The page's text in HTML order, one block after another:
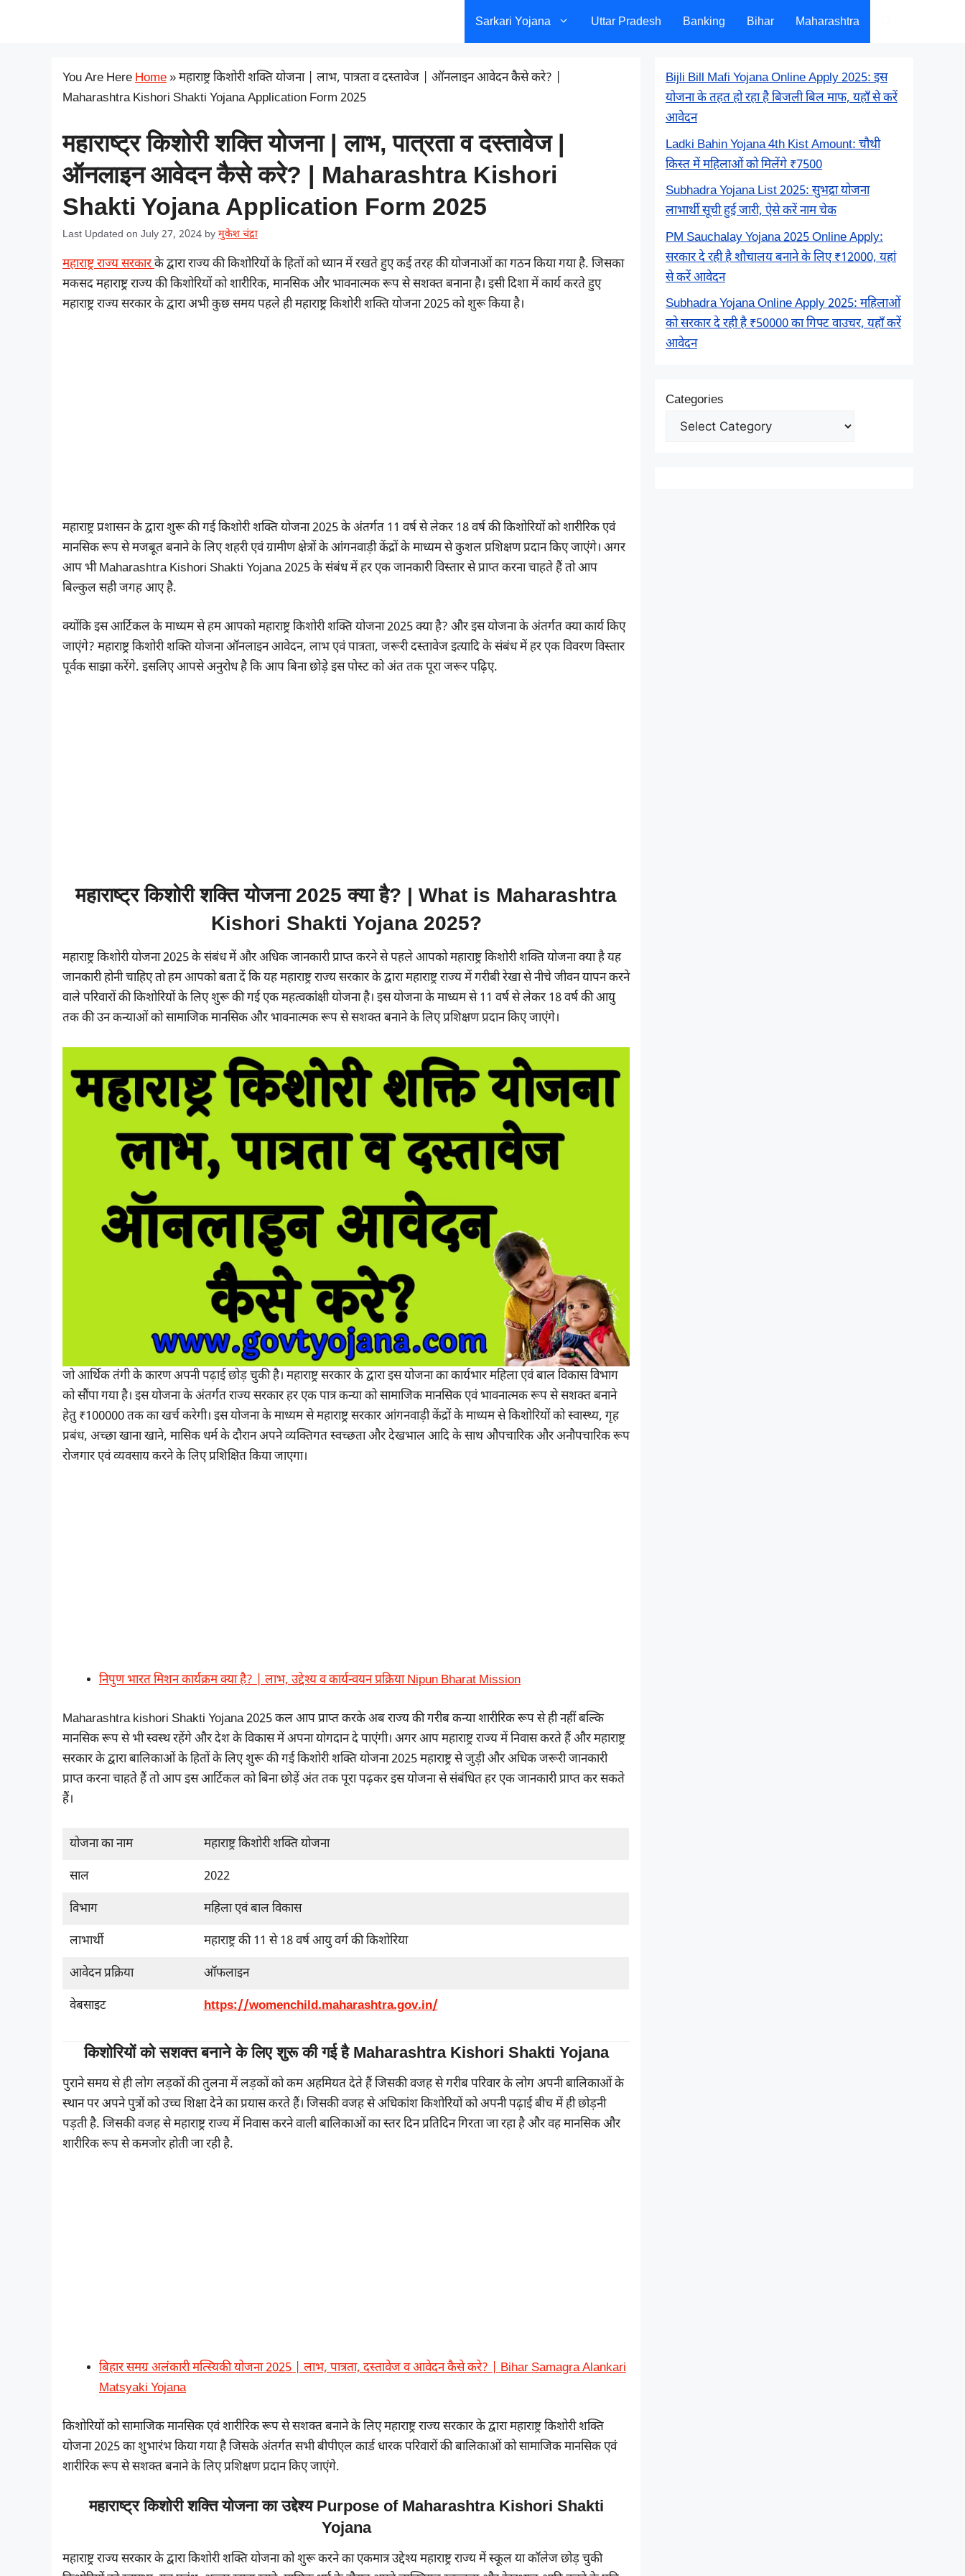
Sarkari Yojana Uttar Pradesh Banking Bihar Maharashtra
You Are HereHome»महाराष्ट्र किशोरी शक्ति योजना | लाभ, पात्रता व दस्तावेज | ऑनलाइन आवेदन कैसे करे? |
Maharashtra Kishori Shakti Yojana Application Form 2025
महाराष्ट्र किशोरी शक्ति योजना | लाभ, पात्रता व दस्तावेज |
ऑनलाइन आवेदन कैसे करे? | Maharashtra Kishori
Shakti Yojana Application Form 2025
Last Updated on July 27, 2024 by मुकेश चंद्रा
महाराष्ट्र राज्य सरकारके द्वारा राज्य की किशोरियों के हितों को ध्यान में रखते हुए कई तरह की योजनाओं का गठन किया गया है. जिसका
मकसद महाराष्ट्र राज्य की किशोरियों को शारीरिक, मानसिक और भावनात्मक रूप से सशक्त बनाना है। इसी दिशा में कार्य करते हुए
महाराष्ट्र राज्य सरकार के द्वारा अभी कुछ समय पहले ही महाराष्ट्र किशोरी शक्ति योजना 2025 को शुरू किया है।
महाराष्ट्र प्रशासन के द्वारा शुरू की गई किशोरी शक्ति योजना 2025 के अंतर्गत 11 वर्ष से लेकर 18 वर्ष की किशोरियों को शारीरिक एवं
मानसिक रूप से मजबूत बनाने के लिए शहरी एवं ग्रामीण क्षेत्रों के आंगनवाड़ी केंद्रों के माध्यम से कुशल प्रशिक्षण प्रदान किए जाएंगे। अगर
आप भी Maharashtra Kishori Shakti Yojana 2025 के संबंध में हर एक जानकारी विस्तार से प्राप्त करना चाहते हैं तो आप
बिल्कुल सही जगह आए है.
क्योंकि इस आर्टिकल के माध्यम से हम आपको महाराष्ट्र किशोरी शक्ति योजना 2025 क्या है? और इस योजना के अंतर्गत क्या कार्य किए
जाएंगे? महाराष्ट्र किशोरी शक्ति योजना ऑनलाइन आवेदन, लाभ एवं पात्रता, जरूरी दस्तावेज इत्यादि के संबंध में हर एक विवरण विस्तार
पूर्वक साझा करेंगे. इसलिए आपसे अनुरोध है कि आप बिना छोड़े इस पोस्ट को अंत तक पूरा जरूर पढ़िए.
महाराष्ट्र किशोरी शक्ति योजना 2025 क्या है? | What is Maharashtra
Kishori Shakti Yojana 2025?
महाराष्ट्र किशोरी योजना 2025 के संबंध में और अधिक जानकारी प्राप्त करने से पहले आपको महाराष्ट्र किशोरी शक्ति योजना क्या है यह
जानकारी होनी चाहिए तो हम आपको बता दें कि यह महाराष्ट्र राज्य सरकार के द्वारा महाराष्ट्र राज्य में गरीबी रेखा से नीचे जीवन यापन करने
वाले परिवारों की किशोरियों के लिए शुरू की गई एक महत्वकांक्षी योजना है। इस योजना के माध्यम से 11 वर्ष से लेकर 18 वर्ष की आयु
तक की उन कन्याओं को सामाजिक मानसिक और भावनात्मक रूप से सशक्त बनाने के लिए प्रशिक्षण प्रदान किए जाएंगे।
जो आर्थिक तंगी के कारण अपनी पढ़ाई छोड़ चुकी है। महाराष्ट्र सरकार के द्वारा इस योजना का कार्यभार महिला एवं बाल विकास विभाग
को सौंपा गया है। इस योजना के अंतर्गत राज्य सरकार हर एक पात्र कन्या को सामाजिक मानसिक एवं भावनात्मक रूप से सशक्त बनाने
हेतु ₹100000 तक का खर्च करेगी। इस योजना के माध्यम से महाराष्ट्र सरकार आंगनवाड़ी केंद्रों के माध्यम से किशोरियों को स्वास्थ्य, गृह
प्रबंध, अच्छा खाना खाने, मासिक धर्म के दौरान अपने व्यक्तिगत स्वच्छता और देखभाल आदि के साथ औपचारिक और अनौपचारिक रूप
रोजगार एवं व्यवसाय करने के लिए प्रशिक्षित किया जाएगा।
निपुण भारत मिशन कार्यक्रम क्या है? | लाभ, उद्देश्य व कार्यन्वयन प्रक्रिया Nipun Bharat Mission
Maharashtra kishori Shakti Yojana 2025 कल आप प्राप्त करके अब राज्य की गरीब कन्या शारीरिक रूप से ही नहीं बल्कि
मानसिक रूप से भी स्वस्थ रहेंगे और देश के विकास में अपना योगदान दे पाएंगी। अगर आप महाराष्ट्र राज्य में निवास करते हैं और महाराष्ट्र
सरकार के द्वारा बालिकाओं के हितों के लिए शुरू की गई किशोरी शक्ति योजना 2025 महाराष्ट्र से जुड़ी और अधिक जरूरी जानकारी
प्राप्त करना चाहते हैं तो आप इस आर्टिकल को बिना छोड़ें अंत तक पूरा पढ़कर इस योजना से संबंधित हर एक जानकारी प्राप्त कर सकते
हैं।
योजना का नाम महाराष्ट्र किशोरी शक्ति योजना
साल 2022
विभाग महिला एवं बाल विकास
लाभार्थी महाराष्ट्र की 11 से 18 वर्ष आयु वर्ग की किशोरिया
आवेदन प्रक्रिया ऑफलाइन
वेबसाइट https://womenchild.maharashtra.gov.in/
किशोरियों को सशक्त बनाने के लिए शुरू की गई है Maharashtra Kishori Shakti Yojana
पुराने समय से ही लोग लड़कों की तुलना में लड़कों को कम अहमियत देते हैं जिसकी वजह से गरीब परिवार के लोग अपनी बालिकाओं के
स्थान पर अपने पुत्रों को उच्च शिक्षा देने का प्रयास करते हैं। जिसकी वजह से अधिकांश किशोरियों को अपनी पढ़ाई बीच में ही छोड़नी
पड़ती है. जिसकी वजह से महाराष्ट्र राज्य में निवास करने वाली बालिकाओं का स्तर दिन प्रतिदिन गिरता जा रहा है और वह मानसिक और
शारीरिक रूप से कमजोर होती जा रही है.
बिहार समग्र अलंकारी मत्स्यिकी योजना 2025 | लाभ, पात्रता, दस्तावेज व आवेदन कैसे करे? | Bihar Samagra Alankari
Matsyaki Yojana
किशोरियों को सामाजिक मानसिक एवं शारीरिक रूप से सशक्त बनाने के लिए महाराष्ट्र राज्य सरकार के द्वारा महाराष्ट्र किशोरी शक्ति
योजना 2025 का शुभारंभ किया गया है जिसके अंतर्गत सभी बीपीएल कार्ड धारक परिवारों की बालिकाओं को सामाजिक मानसिक एवं
शारीरिक रूप से सशक्त बनाने के लिए प्रशिक्षण प्रदान किए जाएंगे.
महाराष्ट्र किशोरी शक्ति योजना का उद्देश्य Purpose of Maharashtra Kishori Shakti
Yojana
महाराष्ट्र राज्य सरकार के द्वारा किशोरी शक्ति योजना को शुरू करने का एकमात्र उद्देश्य महाराष्ट्र राज्य में स्कूल या कॉलेज छोड़ चुकी
Bijli Bill Mafi Yojana Online Apply 2025: इस
योजना के तहत हो रहा है बिजली बिल माफ, यहाँ से करें
आवेदन
Ladki Bahin Yojana 4th Kist Amount: चौथी
किस्त में महिलाओं को मिलेंगे ₹7500
Subhadra Yojana List 2025: सुभद्रा योजना
लाभार्थी सूची हुई जारी, ऐसे करें नाम चेक
PM Sauchalay Yojana 2025 Online Apply:
सरकार दे रही है शौचालय बनाने के लिए ₹12000, यहां
से करें आवेदन
Subhadra Yojana Online Apply 2025: महिलाओं
को सरकार दे रही है ₹50000 का गिफ्ट वाउचर, यहाँ करें
आवेदन
Categories